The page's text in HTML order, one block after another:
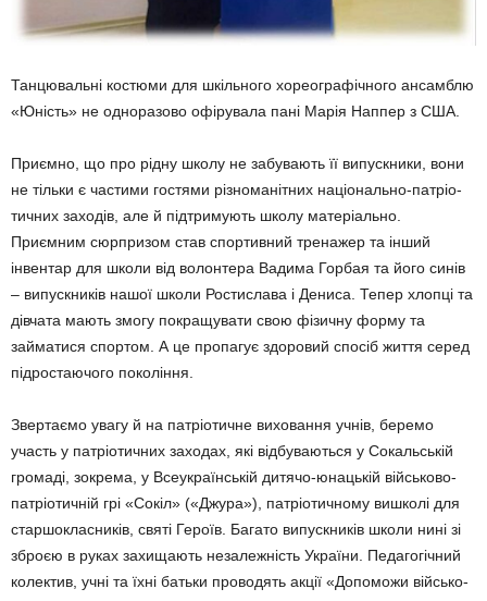
Танцювальні костюми для шкільного хореографічного ансамблю
«Юність» не одноразово офірувала пані Марія Наппер з США.
Приємно, що про рідну школу не забува­ють її випускники, вони
не тільки є частими гостями різноманітних національно-патріо­
тичних заходів, але й підтримують школу матеріально.
Приємним сюрпризом став спортивний тренажер та інший
інвентар для школи від волонтера Вадима Горбая та його синів
– випускників нашої школи Ростислава і Дениса. Тепер хлопці та
дівча­та мають змогу покращувати свою фізичну форму та
займатися спортом. А це пропа­гує здоровий спосіб життя серед
підрос­таючого покоління.
Звертаємо увагу й на патріотичне вихо­вання учнів, беремо
участь у патріотичних заходах, які відбуваються у Сокальській
гро­маді, зокрема, у Всеукраїнській дитячо-юнацькій військово-
патріотичній грі «Сокіл» («Джура»), патріотичному вишколі для
старшокласників, святі Героїв. Багато випускників школи нині зі
зброєю в руках захищають неза­лежність України. Пе­дагогічний
колектив, учні та їхні батьки про­водять акції «Допоможи військо­